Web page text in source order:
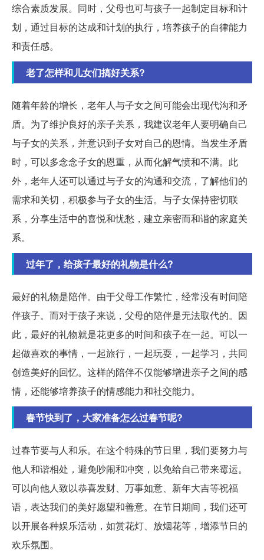
综合素质发展。同时，父母也可与孩子一起制定目标和计
划，通过目标的达成和计划的执行，培养孩子的自律能力
和责任感。
老了怎样和儿女们搞好关系?
随着年龄的增长，老年人与子女之间可能会出现代沟和矛
盾。为了维护良好的亲子关系，我建议老年人要明确自己
与子女的关系，并意识到子女对自己的恩情。当发生矛盾
时，可以多念念子女的恩重，从而化解气愤和不满。此
外，老年人还可以通过与子女的沟通和交流，了解他们的
需求和关切，积极参与子女的生活。与子女保持密切联
系，分享生活中的喜悦和忧愁，建立亲密而和谐的家庭关
系。
过年了，给孩子最好的礼物是什么?
最好的礼物是陪伴。由于父母工作繁忙，经常没有时间陪
伴孩子。而对于孩子来说，父母的陪伴是无法取代的。因
此，最好的礼物就是花更多的时间和孩子在一起。可以一
起做喜欢的事情，一起旅行，一起玩耍，一起学习，共同
创造美好的回忆。这样的陪伴不仅能够增进亲子之间的感
情，还能够培养孩子的情感能力和社交能力。
春节快到了，大家准备怎么过春节呢?
过春节要与人和乐。在这个特殊的节日里，我们要努力与
他人和谐相处，避免吵闹和冲突，以免给自己带来霉运。
可以向他人致以恭喜发财、万事如意、新年大吉等祝福
语，表达我们的美好愿望和善意。在节日期间，我们还可
以开展各种娱乐活动，如赏花灯、放烟花等，增添节日的
欢乐氛围。